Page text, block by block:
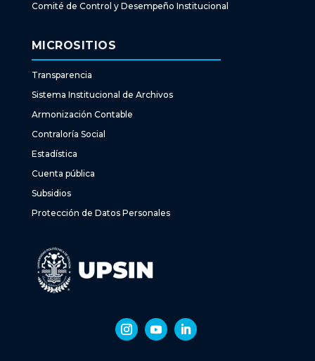
Comité de Control y Desempeño Institucional
MICROSITIOS
Transparencia
Sistema Institucional de Archivos
Armonización Contable
Contraloría Social
Estadística
Cuenta pública
Subsidios
Protección de Datos Personales